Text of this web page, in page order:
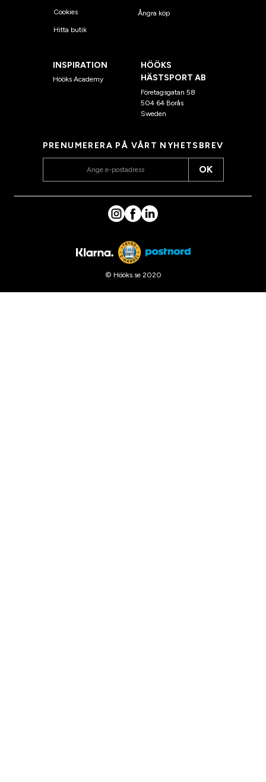
Cookies
Hitta butik
Ångra köp
INSPIRATION
Hööks Academy
HÖÖKS
HÄSTSPORT AB
Företagsgatan 58
504 64 Borås
Sweden
PRENUMERERA PÅ VÅRT NYHETSBREV
OK
© Hööks.se 2020